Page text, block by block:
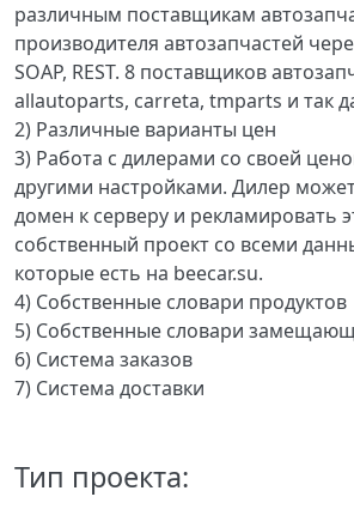
различным поставщикам
производителя автозапчастей
SOAP, REST. 8 поставщиков
allautoparts, carreta, tmparts и так
2) Различные варианты цен
3) Работа с дилерами со своей
другими настройками. Дилер
домен к серверу и рекламировать
собственный проект со всеми
которые есть на beecar.su.
4) Собственные словари продуктов
5) Собственные словари
6) Система заказов
7) Система доставки
Тип проекта: